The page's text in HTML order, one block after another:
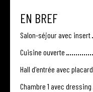
EN BREF
Salon-séjour avec insert
Cuisine ouverte
Hall d'entrée avec placard
Chambre 1 avec dressing